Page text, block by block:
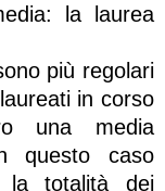
la laurea
più regolari
in corso
una media
questo caso
la totalità dei